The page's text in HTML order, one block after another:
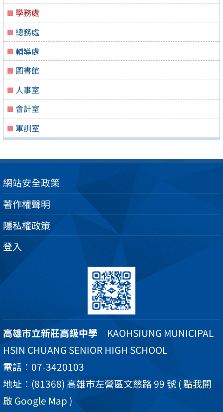
學務處
總務處
輔導處
圖書館
人事室
會計室
軍訓室
網站安全政策
著作權聲明
隱私權政策
登入
高雄市立新莊高級中學 KAOHSIUNG MUNICIPAL
HSIN CHUANG SENIOR HIGH SCHOOL
電話：07-3420103
地址：(81368) 高雄市左營區文慈路 99 號( 點我開
啟 Google Map )